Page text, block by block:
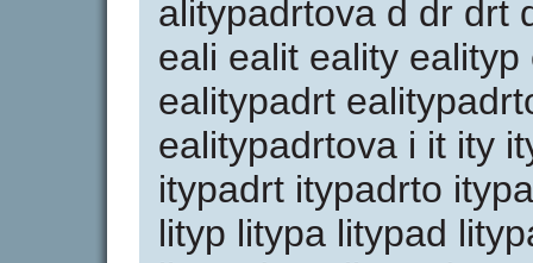
alitypadrtova d dr drt
eali ealit eality
ealitypadrt
ealitypadrtova i it ity
itypadrt itypadrto
lityp litypa litypad